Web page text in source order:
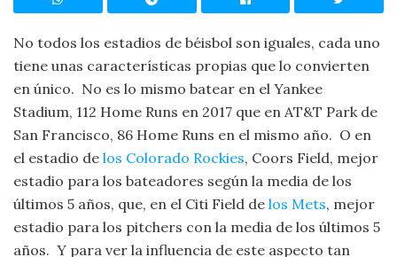
No todos los estadios de béisbol son iguales, cada uno
tiene unas características propias que lo convierten
en único. No es lo mismo batear en el Yankee
Stadium, 112 Home Runs en 2017 que en AT&T Park de
San Francisco, 86 Home Runs en el mismo año. O en
el estadio de los Colorado Rockies, Coors Field, mejor
estadio para los bateadores según la media de los
últimos 5 años, que, en el Citi Field de los Mets, mejor
estadio para los pitchers con la media de los últimos 5
años. Y para ver la influencia de este aspecto tan